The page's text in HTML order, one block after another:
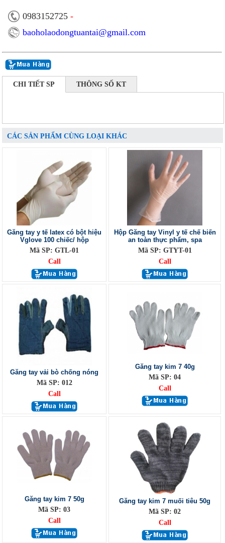
0983152725 -
baoholaodongtuantai@gmail.com
CHI TIẾT SP THÔNG SỐ KT
CÁC SẢN PHẨM CÙNG LOẠI KHÁC
Găng tay y tế latex có bột hiệu
Vglove 100 chiếc/ hộp
Mã SP: GTL-01
Call
Hộp Găng tay Vinyl y tế chế biến
an toàn thực phẩm, spa
Mã SP: GTYT-01
Call
Găng tay vải bò chống nóng
Mã SP: 012
Call
Găng tay kim 7 40g
Mã SP: 04
Call
Găng tay kim 7 50g
Mã SP: 03
Call
Găng tay kim 7 muối tiêu 50g
Mã SP: 02
Call